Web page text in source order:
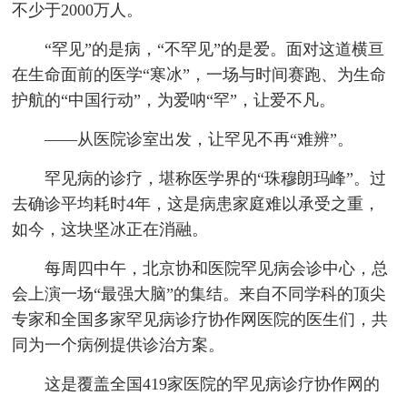
不少于2000万人。
“罕见”的是病，“不罕见”的是爱。面对这道横亘
在生命面前的医学“寒冰”，一场与时间赛跑、为生命
护航的“中国行动”，为爱呐“罕”，让爱不凡。
——从医院诊室出发，让罕见不再“难辨”。
罕见病的诊疗，堪称医学界的“珠穆朗玛峰”。过
去确诊平均耗时4年，这是病患家庭难以承受之重，
如今，这块坚冰正在消融。
每周四中午，北京协和医院罕见病会诊中心，总
会上演一场“最强大脑”的集结。来自不同学科的顶尖
专家和全国多家罕见病诊疗协作网医院的医生们，共
同为一个病例提供诊治方案。
这是覆盖全国419家医院的罕见病诊疗协作网的